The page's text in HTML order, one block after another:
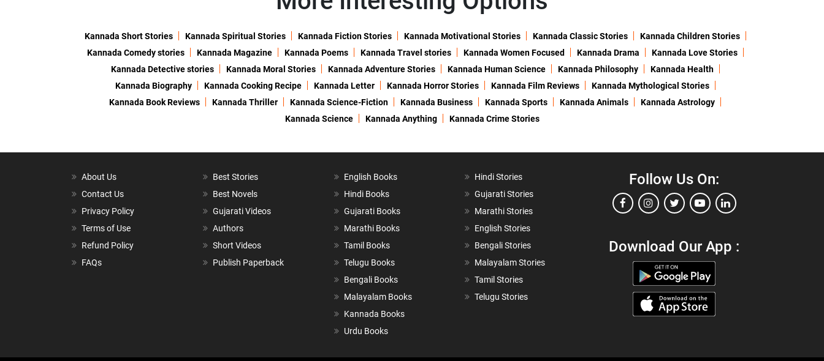
Kannada Short Stories Kannada Spiritual Stories Kannada Fiction Stories Kannada Motivational Stories Kannada Classic Stories
Kannada Children Stories
Kannada Comedy stories
Kannada Magazine Kannada Poems Kannada Travel stories Kannada Women Focused Kannada Drama
Kannada Love Stories
Kannada Detective stories
Kannada Moral Stories Kannada Adventure Stories Kannada Human Science Kannada Philosophy
Kannada Health
Kannada Biography
Kannada Cooking Recipe Kannada Letter Kannada Horror Stories Kannada Film Reviews
Kannada Mythological Stories
Kannada Book Reviews
Kannada Thriller Kannada Science-Fiction Kannada Business Kannada Sports Kannada Animals
Kannada Astrology
Kannada Science
Kannada Anything Kannada Crime Stories
About Us
Contact Us
Privacy Policy
Terms of Use
Refund Policy
FAQs
Best Stories
Best Novels
Gujarati Videos
Authors
Short Videos
Publish Paperback
English Books
Hindi Books
Gujarati Books
Marathi Books
Tamil Books
Telugu Books
Bengali Books
Malayalam Books
Kannada Books
Urdu Books
Hindi Stories
Gujarati Stories
Marathi Stories
English Stories
Bengali Stories
Malayalam Stories
Tamil Stories
Telugu Stories
Follow Us On:
Download Our App :